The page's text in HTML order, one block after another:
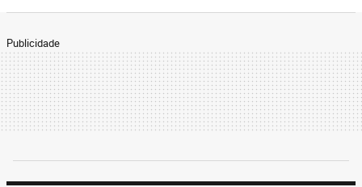
Publicidade